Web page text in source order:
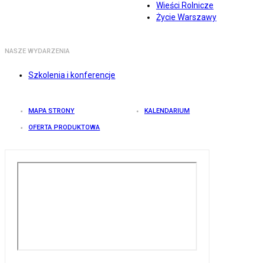
Wieści Rolnicze
Życie Warszawy
NASZE WYDARZENIA
Szkolenia i konferencje
MAPA STRONY KALENDARIUM
OFERTA PRODUKTOWA